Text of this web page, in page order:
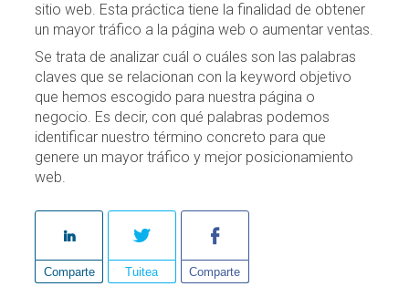
sitio web. Esta práctica tiene la finalidad de obtener
un mayor tráfico a la página web o aumentar ventas.
Se trata de analizar cuál o cuáles son las palabras
claves que se relacionan con la keyword objetivo
que hemos escogido para nuestra página o
negocio. Es decir, con qué palabras podemos
identificar nuestro término concreto para que
genere un mayor tráfico y mejor posicionamiento
web.
Comparte Tuitea Comparte